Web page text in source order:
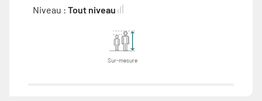
Niveau : Tout niveau
Sur-mesure